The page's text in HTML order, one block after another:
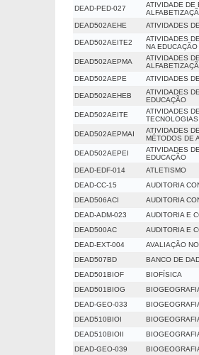
DEAD-PED-027
ATIVIDADE DE
DEAD502AEHE
ATIVIDADES
DEAD502AEITE2
ATIVIDADES
NA EDUCAÇÃO
DEAD502AEPMA
ATIVIDADES
DEAD502AEPE
ATIVIDADES
DEAD502AEHEB
ATIVIDADES
EDUCAÇÃO
DEAD502AEITE
ATIVIDADES
DEAD502AEPMAI
ATIVIDADES
MÉTODOS DE
DEAD502AEPEI
ATIVIDADES
EDUCAÇÃO
DEAD-EDF-014
ATLETISMO
DEAD-CC-15
AUDITORIA
DEAD506ACI
AUDITORIA
DEAD-ADM-023
AUDITORIA E
DEAD500AC
AUDITORIA E
DEAD-EXT-004
AVALIAÇÃO
DEAD507BD
BANCO DE
DEAD501BIOF
BIOFÍSICA
DEAD501BIOG
DEAD-GEO-033
DEAD510BIOI
DEAD510BIOII
DEAD-GEO-039